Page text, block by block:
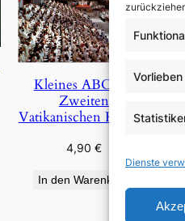
Vorlieben
Dienste
Kleines ABC des
Zweiten
Vatikanischen Konzils
4,90 €
In den Warenkorb